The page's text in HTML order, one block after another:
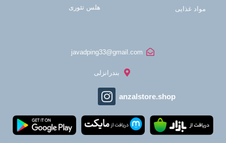
مواد غذایی هلس تئوری
javadping33@gmail.com
بندرانزلی
anzalstore.shop